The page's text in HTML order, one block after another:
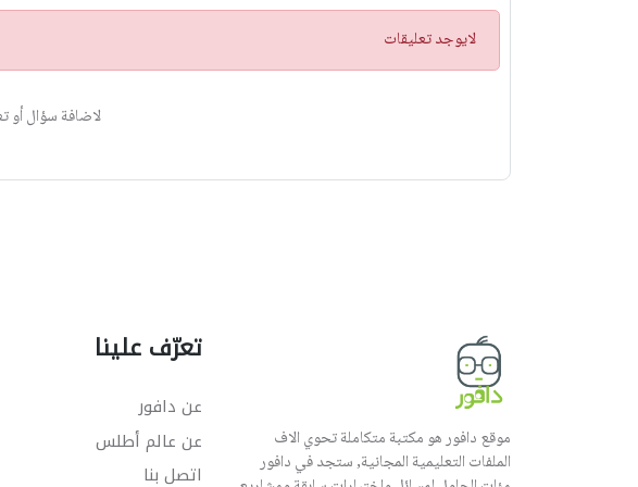
ت
ن
لايوجد تعليقات
لاضافة سؤال
موقع دافور هو مكتبة متكاملة تحوي الاف
الملفات التعليمية المجانية, ستجد في دافور
تعرّف علينا
عن دافور
عن عالم أطلس
اتصل بنا